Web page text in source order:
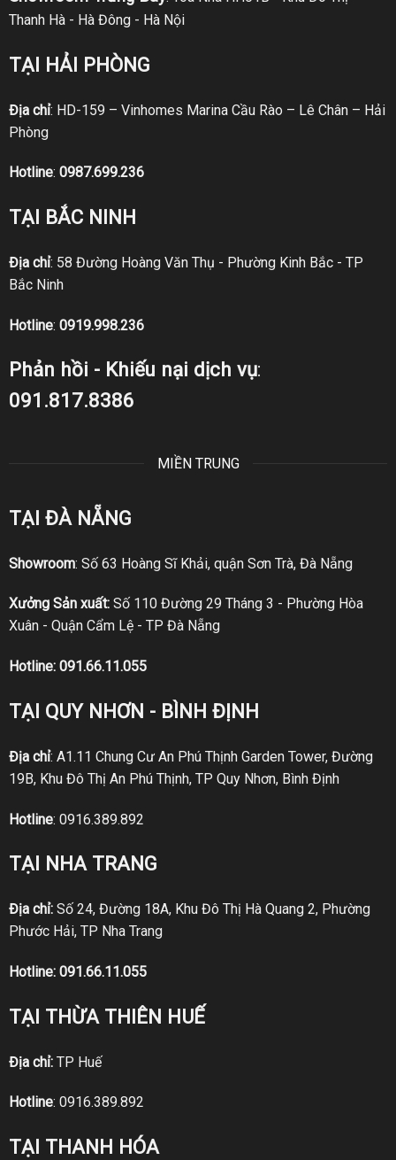
Thanh Hà - Hà Đông - Hà Nội
TẠI HẢI PHÒNG
Địa chỉ: HD-159 – Vinhomes Marina Cầu Rào – Lê Chân – Hải
Phòng
Hotline: 0987.699.236
TẠI BẮC NINH
Địa chỉ: 58 Đường Hoàng Văn Thụ - Phường Kinh Bắc - TP
Bắc Ninh
Hotline: 0919.998.236
Phản hồi - Khiếu nại dịch vụ:
091.817.8386
MIỀN TRUNG
TẠI ĐÀ NẴNG
Showroom: Số 63 Hoàng Sĩ Khải, quận Sơn Trà, Đà Nẵng
Xưởng Sản xuất:Số 110 Đường 29 Tháng 3 - Phường Hòa
Xuân - Quận Cẩm Lệ - TP Đà Nẵng
Hotline: 091.66.11.055
TẠI QUY NHƠN - BÌNH ĐỊNH
Địa chỉ: A1.11 Chung Cư An Phú Thịnh Garden Tower, Đường
19B, Khu Đô Thị An Phú Thịnh, TP Quy Nhơn, Bình Định
Hotline: 0916.389.892
TẠI NHA TRANG
Địa chỉ:Số 24, Đường 18A, Khu Đô Thị Hà Quang 2, Phường
Phước Hải, TP Nha Trang
Hotline: 091.66.11.055
TẠI THỪA THIÊN HUẾ
Địa chỉ:TP Huế
Hotline: 0916.389.892
TẠI THANH HÓA